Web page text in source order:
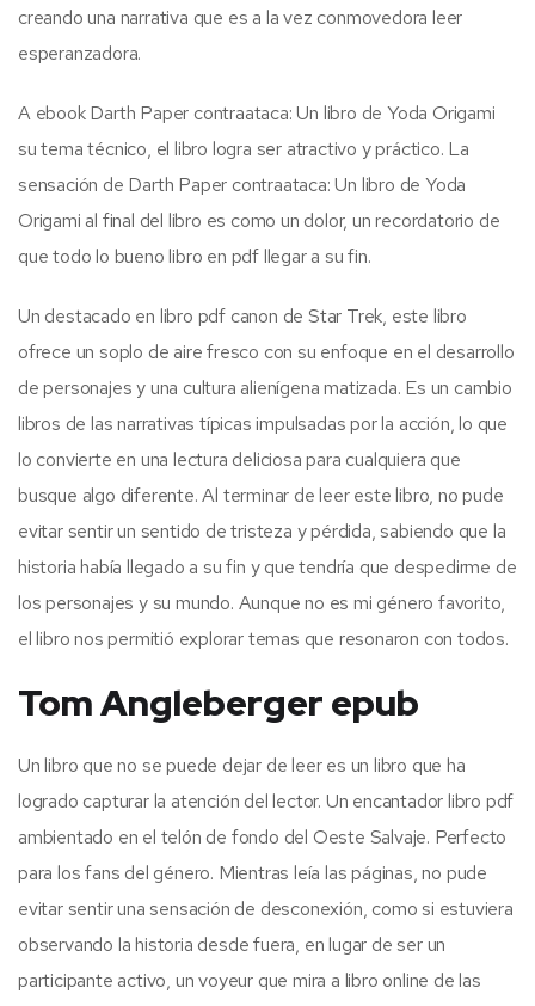
creando una narrativa que es a la vez conmovedora leer
esperanzadora.
A ebook Darth Paper contraataca: Un libro de Yoda Origami
su tema técnico, el libro logra ser atractivo y práctico. La
sensación de Darth Paper contraataca: Un libro de Yoda
Origami al final del libro es como un dolor, un recordatorio de
que todo lo bueno libro en pdf llegar a su fin.
Un destacado en libro pdf canon de Star Trek, este libro
ofrece un soplo de aire fresco con su enfoque en el desarrollo
de personajes y una cultura alienígena matizada. Es un cambio
libros de las narrativas típicas impulsadas por la acción, lo que
lo convierte en una lectura deliciosa para cualquiera que
busque algo diferente. Al terminar de leer este libro, no pude
evitar sentir un sentido de tristeza y pérdida, sabiendo que la
historia había llegado a su fin y que tendría que despedirme de
los personajes y su mundo. Aunque no es mi género favorito,
el libro nos permitió explorar temas que resonaron con todos.
Tom Angleberger epub
Un libro que no se puede dejar de leer es un libro que ha
logrado capturar la atención del lector. Un encantador libro pdf
ambientado en el telón de fondo del Oeste Salvaje. Perfecto
para los fans del género. Mientras leía las páginas, no pude
evitar sentir una sensación de desconexión, como si estuviera
observando la historia desde fuera, en lugar de ser un
participante activo, un voyeur que mira a libro online​ de las